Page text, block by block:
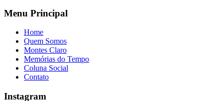
Menu Principal
Home
Quem Somos
Montes Claro
Memórias do Tempo
Coluna Social
Contato
Instagram